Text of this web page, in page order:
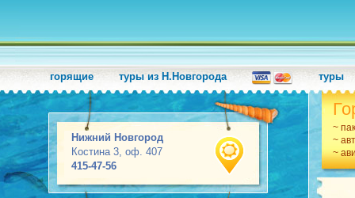
горящие туры из Н.Новгорода туры
Нижний Новгород
Костина 3, оф. 407
415-47-56
~
~
~